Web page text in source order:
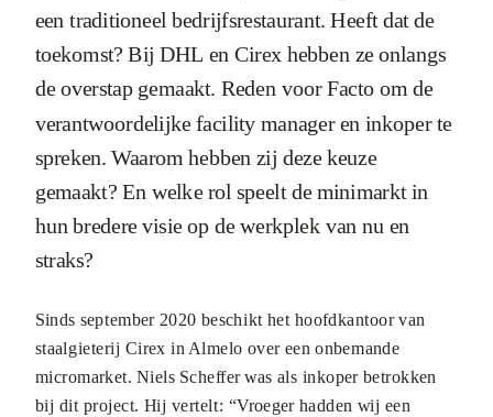
een traditioneel bedrijfsrestaurant. Heeft dat de
toekomst? Bij DHL en Cirex hebben ze onlangs
de overstap gemaakt. Reden voor Facto om de
verantwoordelijke facility manager en inkoper te
spreken. Waarom hebben zij deze keuze
gemaakt? En welke rol speelt de minimarkt in
hun bredere visie op de werkplek van nu en
straks?
Sinds september 2020 beschikt het hoofdkantoor van
staalgieterij Cirex in Almelo over een onbemande
micromarket. Niels Scheffer was als inkoper betrokken
bij dit project. Hij vertelt: “Vroeger hadden wij een